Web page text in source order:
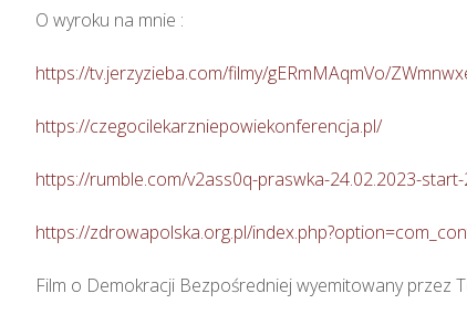
O wyroku na mnie :
https://tv.jerzyzieba.com/filmy/gERmMAqmVo/
https://czegocilekarzniepowiekonferencja.pl/
https://rumble.com/v2ass0q-praswka-24.02.2023-start-
https://zdrowapolska.org.pl/
Film o Demokracji Bezpośredniej wyemitowany przez